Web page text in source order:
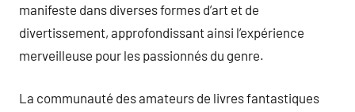
manifeste dans diverses formes d’art et de
divertissement, approfondissant ainsi l’expérience
merveilleuse pour les passionnés du genre.
La communauté des amateurs de livres fantastiques